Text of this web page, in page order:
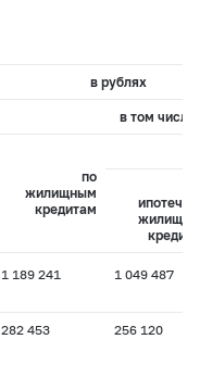
в рублях
в том числе:
по
жилищным
кредитам
1 189 241 1 049 487
282 453 256 120